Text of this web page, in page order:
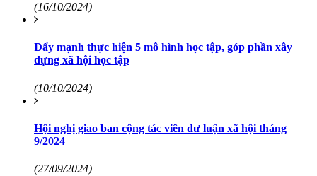
(16/10/2024)
Đẩy mạnh thực hiện 5 mô hình học tập, góp phần xây
dựng xã hội học tập
(10/10/2024)
Hội nghị giao ban cộng tác viên dư luận xã hội tháng
9/2024
(27/09/2024)